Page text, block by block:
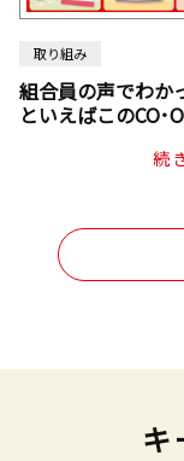
取り組み
組合員の声でわ
といえばこのCO･
続
キ